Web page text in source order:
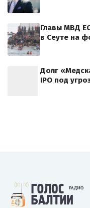
Главы МВД
в Сеуте на
Долг
IPO под